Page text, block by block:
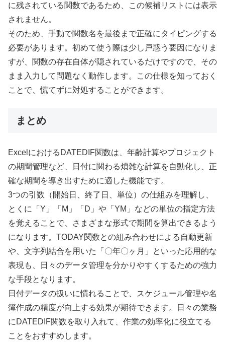
に残されている関数であるため、この候補リストには表示
されません。
そのため、手動で関数名を最後まで正確にタイピングする
必要があります。初めて使う際は少し戸惑う要因になりま
すが、関数の存在自体が隠されているだけですので、その
まま入力して問題なく動作します。この仕様を知っておく
ことで、慌てずに対処することができます。
まとめ
ExcelにおけるDATEDIF関数は、年齢計算やプロジェクト
の期間管理など、日付に関わる煩雑な計算を自動化し、正
確な期間を導き出すために適した機能です。
3つの引数（開始日、終了日、単位）の仕組みを理解し、
とくに「Y」「M」「D」や「YM」などの単位の指定方法
を覚えることで、さまざまな形式で期間を算出できるよう
になります。TODAY関数との組み合わせによる自動更新
や、文字列結合を用いた「〇年〇ヶ月」といった応用的な
表現も、日々のデータ管理を分かりやすくするための強力
な手段となります。
日付データの扱いに慣れることで、スケジュール管理や名
簿作成の精度が向上する効果が期待できます。日々の業務
にDATEDIF関数を取り入れて、作業の効率化に役立てる
ことをおすすめします。